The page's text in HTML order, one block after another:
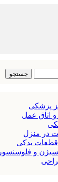
جستجو
پزشکی
اتاق عمل
در منزل
یدکی
و فلوسنسور